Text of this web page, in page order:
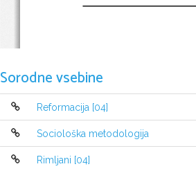
-
-podrejenost
-uradni jezik
-kmečki upori
ugodne razmere
Sorodne vsebine
Reformacija [04]
Sociološka metodologija
Rimljani [04]